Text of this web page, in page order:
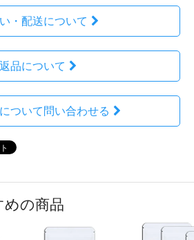
・配送について
返品について
ついて問い合わせる
の商品